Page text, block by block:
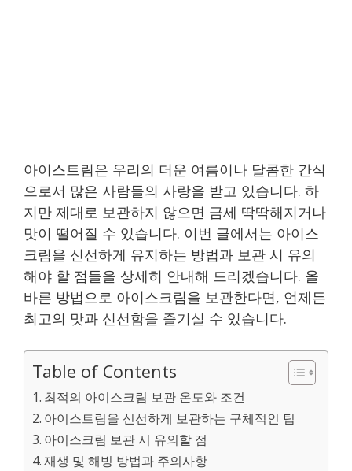
아이스트림은 우리의 더운 여름이나 달콤한 간식
으로서 많은 사람들의 사랑을 받고 있습니다. 하
지만 제대로 보관하지 않으면 금세 딱딱해지거나
맛이 떨어질 수 있습니다. 이번 글에서는 아이스
크림을 신선하게 유지하는 방법과 보관 시 유의
해야 할 점들을 상세히 안내해 드리겠습니다. 올
바른 방법으로 아이스크림을 보관한다면, 언제든
최고의 맛과 신선함을 즐기실 수 있습니다.
Table of Contents
최적의 아이스크림 보관 온도와 조건
아이스트림을 신선하게 보관하는 구체적인 팁
아이스크림 보관 시 유의할 점
재생 및 해빙 방법과 주의사항